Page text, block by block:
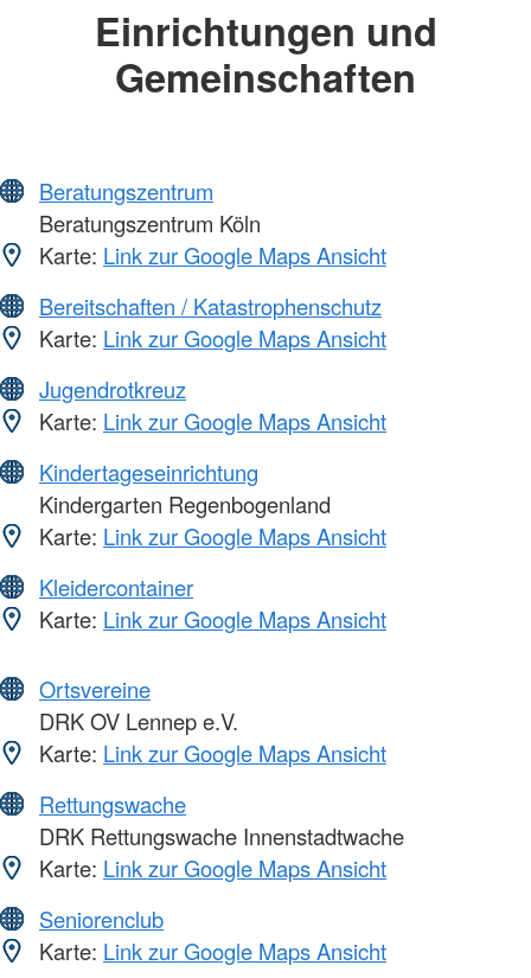
Einrichtungen und
Gemeinschaften
Beratungszentrum
Beratungszentrum Köln
Karte: Link zur Google Maps Ansicht
Bereitschaften / Katastrophenschutz
Karte: Link zur Google Maps Ansicht
Jugendrotkreuz
Karte: Link zur Google Maps Ansicht
Kindertageseinrichtung
Kindergarten Regenbogenland
Karte: Link zur Google Maps Ansicht
Kleidercontainer
Karte: Link zur Google Maps Ansicht
Ortsvereine
DRK OV Lennep e.V.
Karte: Link zur Google Maps Ansicht
Rettungswache
DRK Rettungswache Innenstadtwache
Karte: Link zur Google Maps Ansicht
Seniorenclub
Karte: Link zur Google Maps Ansicht